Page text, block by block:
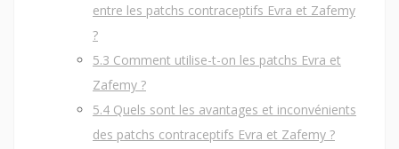
entre les patchs contraceptifs Evra et Zafemy
?
5.3 Comment utilise-t-on les patchs Evra et
Zafemy ?
5.4 Quels sont les avantages et inconvénients
des patchs contraceptifs Evra et Zafemy ?